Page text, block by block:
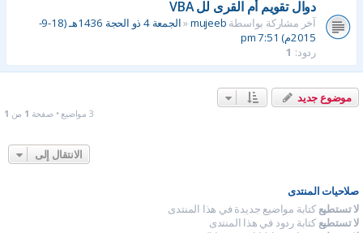
دوال تقويم أم القرى لل VBA
آخر مشاركة بواسطة mujeeb
«
الجمعة 4 ذو الحجة 1436هـ (18-9-
2015م) 7:51 pm
ردود: 1
موضوع جديد
3 مواضيع • صفحة 1 من 1
الانتقال إلى
صلاحيات المنتدى
لا تستطيع كتابة مواضيع جديدة في هذا المنتدى
لا تستطيع كتابة ردود في هذا المنتدى